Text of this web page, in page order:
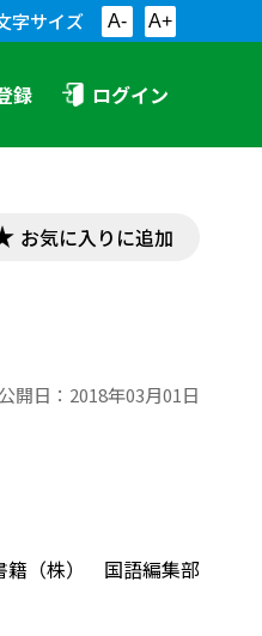
字サイズ A- A+
録 ログイン
お気に入りに追加
公開日： 2018年03月01日
籍（株） 国語編集部